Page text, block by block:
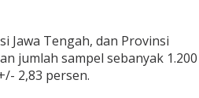
Jawa Tengah, dan Provinsi
jumlah sampel sebanyak 1.200
2,83 persen.